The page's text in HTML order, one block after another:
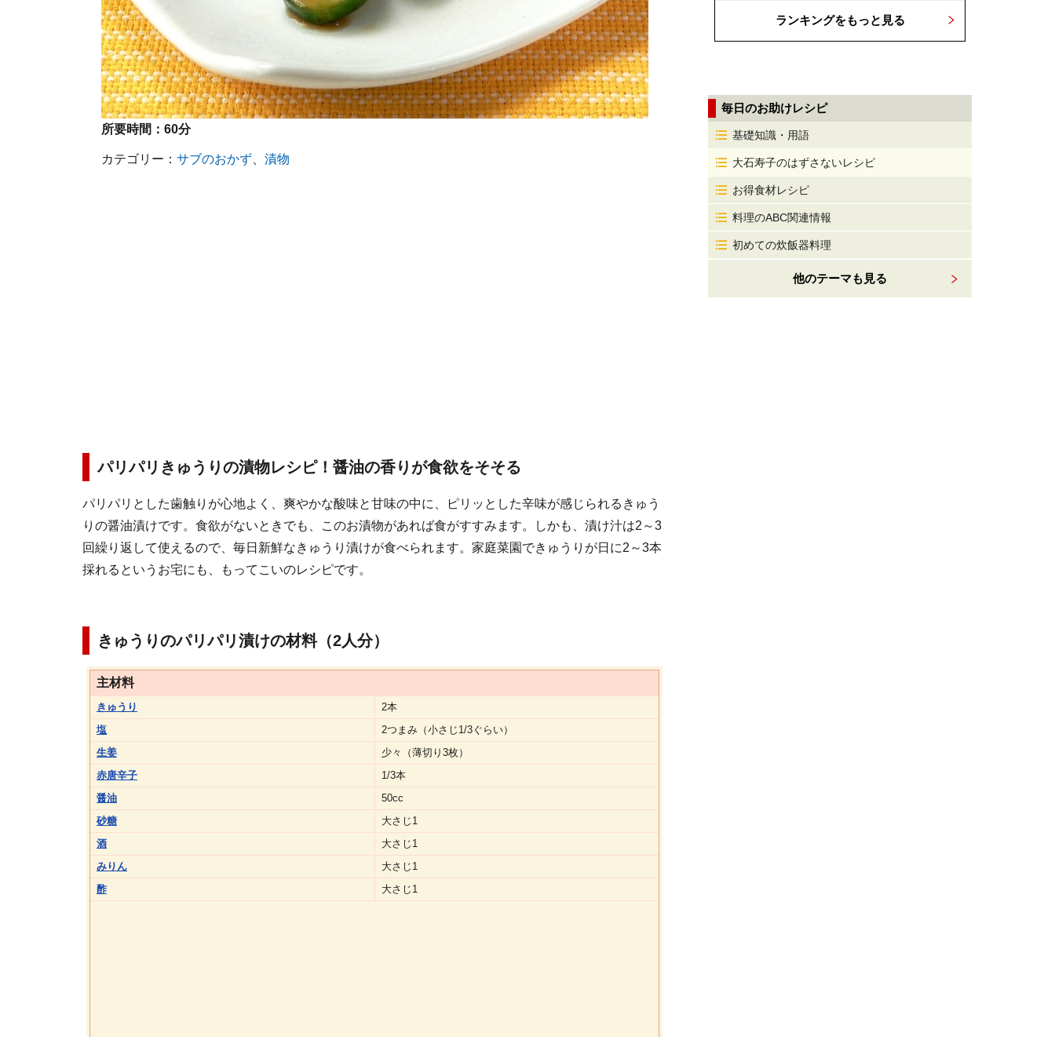
所要時間： 60分
カテゴリー： サブのおかず、 漬物
パリパリきゅうりの漬物レシピ！醤油の香りが食欲をそそる
パリパリとした歯触りが心地よく、爽やかな酸味と甘味の中に、ピリッとした辛味が感じられるきゅう
りの醤油漬けです。食欲がないときでも、このお漬物があれば食がすすみます。しかも、漬け汁は2～3
回繰り返して使えるので、毎日新鮮なきゅうり漬けが食べられます。家庭菜園できゅうりが日に2～3本
採れるというお宅にも、もってこいのレシピです。
きゅうりのパリパリ漬けの材料（2人分）
主材料
きゅうり
2本
塩
2つまみ（小さじ1/3ぐらい）
生姜
少々（薄切り3枚）
赤唐辛子
1/3本
醤油
50cc
砂糖
大さじ1
酒
大さじ1
みりん
大さじ1
酢
大さじ1
ランキングをもっと見る
毎日のお助けレシピ
基礎知識・用語
大石寿子のはずさないレシピ
お得食材レシピ
料理のABC関連情報
初めての炊飯器料理
他のテーマも見る